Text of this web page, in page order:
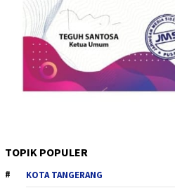
TOPIK POPULER
KOTA TANGERANG